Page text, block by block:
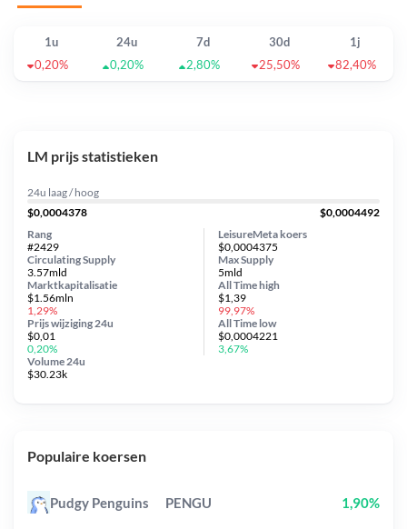
1u 24u 7d 30d
1j
0,20%
0,20% 2,80% 25,50% 82,40%
LM prijs statistieken
24u laag / hoog
$0,0004378
$0,0004492
LeisureMeta koers
$0,0004375
Circulating Supply
3.57mld
Prijs wijziging24u
$0,01
0,20%
Max Supply
5mld
Marktkapitalisatie
$1.56mln
1,29%
Volume 24u
$30.23k
Rang
#2429
All Timehigh
$1,39
99,97%
All Time low
$0,0004221
3,67%
Populaire koersen
Pudgy Penguins PENGU 1,90%